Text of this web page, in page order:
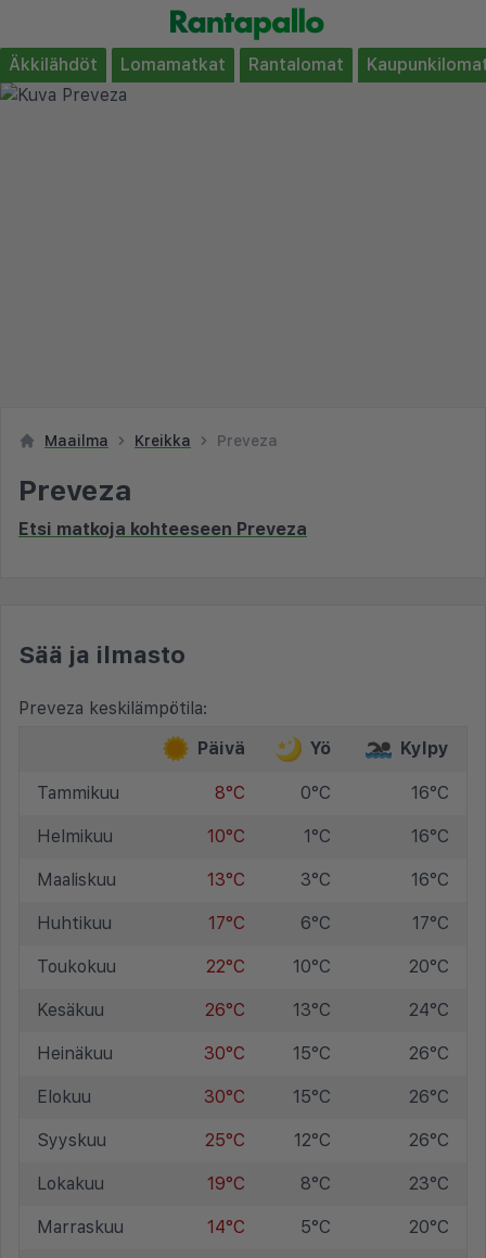
Äkkilähdöt Lomamatkat Rantalomat
Maailma Kreikka Preveza
Preveza
Etsi matkoja kohteeseen Preveza
Sää ja ilmasto
Preveza keskilämpötila:
Päivä
Yö Kylpy
Tammikuu 8°C 0°C 16°C
Helmikuu 10°C 1°C 16°C
Maaliskuu 13°C 3°C 16°C
Huhtikuu 17°C 6°C 17°C
Toukokuu 22°C 10°C 20°C
Kesäkuu 26°C 13°C 24°C
Heinäkuu 30°C 15°C 26°C
Elokuu 30°C 15°C 26°C
Syyskuu 25°C 12°C 26°C
Lokakuu 19°C 8°C 23°C
Marraskuu 14°C 5°C 20°C